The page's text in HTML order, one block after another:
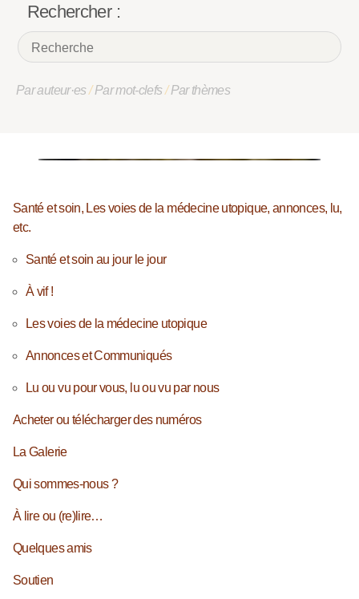
Rechercher :
Par auteur·es/Par mot-clefs/Par thèmes
Santé et soin, Les voies de la médecine utopique, annonces, lu,
etc.
Santé et soin au jour le jour
À vif !
Les voies de la médecine utopique
Annonces et Communiqués
Lu ou vu pour vous, lu ou vu par nous
Acheter ou télécharger des numéros
La Galerie
Qui sommes-nous ?
À lire ou (re)lire…
Quelques amis
Soutien